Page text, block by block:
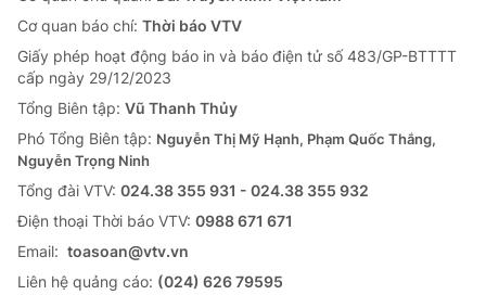
Cơ quan báo chí: Thời báo VTV
Giấy phép hoạt động báo in và báo điện tử số 483/GP-BTTTT
cấp ngày 29/12/2023
Tổng Biên tập: Vũ Thanh Thủy
Phó Tổng Biên tập: Nguyễn Thị Mỹ Hạnh, Phạm Quốc Thắng,
Nguyễn Trọng Ninh
Tổng đài VTV: 024.38 355 931 - 024.38 355 932
Ðiện thoại Thời báo VTV: 0988 671 671
Email: toasoan@vtv.vn
Liên hệ quảng cáo: (024) 626 79595